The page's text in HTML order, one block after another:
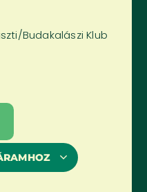
Budakalászi Klub